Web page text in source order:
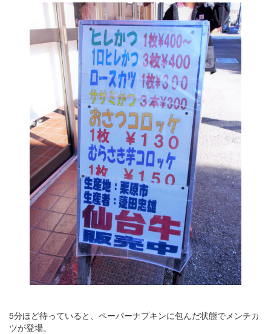
5分ほど待っていると、ペーパーナプキンに包んだ状態でメンチカ
ツが登場。